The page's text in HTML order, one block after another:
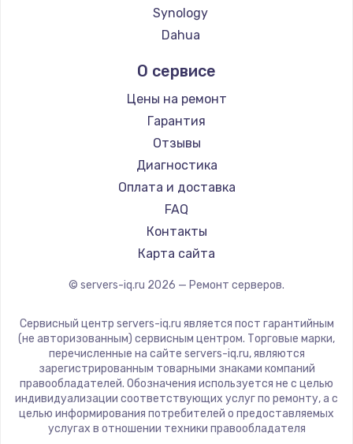
Synology
Dahua
О сервисе
Цены на ремонт
Гарантия
Отзывы
Диагностика
Оплата и доставка
FAQ
Контакты
Карта сайта
© servers-iq.ru 2026 — Ремонт серверов.
Сервисный центр servers-iq.ru является пост гарантийным
(не авторизованным) сервисным центром. Торговые марки,
перечисленные на сайте servers-iq.ru, являются
зарегистрированным товарными знаками компаний
правообладателей. Обозначения используется не с целью
индивидуализации соответствующих услуг по ремонту, а с
целью информирования потребителей о предоставляемых
услугах в отношении техники правообладателя